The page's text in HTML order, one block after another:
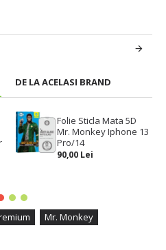
DE LA ACELASI BRAND
Folie Sticla Mata 5D
Mr. Monkey Iphone 13
Pro/14
90,00 Lei
Mr. Monkey